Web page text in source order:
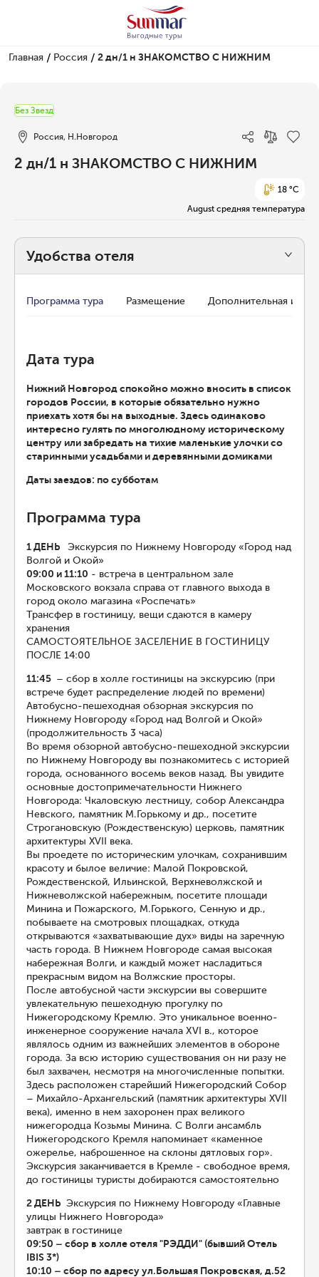
Главная / Россия / 2 дн/1 н ЗНАКОМСТВО С НИЖНИМ
Без Звезд
Россия, Н.Новгород
2 дн/1 н ЗНАКОМСТВО С НИЖНИМ
18 °C
August средняя температура
Удобства отеля
Программа тура Размещение Дополнительная
Дата тура
Нижний Новгород спокойно можно вносить в список
городов России, в которые обязательно нужно
приехать хотя бы на выходные. Здесь одинаково
интересно гулять по многолюдному историческому
центру или забредать на тихие маленькие улочки со
старинными усадьбами и деревянными домиками
Даты заездов: по субботам
Программа тура
1 ДЕНЬ
Экскурсия по Нижнему Новгороду «Город над
Волгой и Окой»
09:00 и 11:10 - встреча в центральном зале
Московского вокзала справа от главного выхода в
город около магазина «Роспечать»
Трансфер в гостиницу, вещи сдаются в камеру
хранения
САМОСТОЯТЕЛЬНОЕ ЗАСЕЛЕНИЕ В ГОСТИНИЦУ
ПОСЛЕ 14:00
11:45 – сбор в холле гостиницы на экскурсию (при
встрече будет распределение людей по времени)
Автобусно-пешеходная обзорная экскурсия по
Нижнему Новгороду «Город над Волгой и Окой»
(продолжительность 3 часа)
Во время обзорной автобусно-пешеходной экскурсии
по Нижнему Новгороду вы познакомитесь с историей
города, основанного восемь веков назад. Вы увидите
основные достопримечательности Нижнего
Новгорода: Чкаловскую лестницу, собор Александра
Невского, памятник М.Горькому и др., посетите
Строгановскую (Рождественскую) церковь, памятник
архитектуры ХVII века.
Вы проедете по историческим улочкам, сохранившим
красоту и былое величие: Малой Покровской,
Рождественской, Ильинской, Верхневолжской и
Нижневолжской набережным, посетите площади
Минина и Пожарского, М.Горького, Сенную и др.,
побываете на смотровых площадках, откуда
открываются «захватывающие дух» виды на заречную
часть города. В Нижнем Новгороде самая высокая
набережная Волги, и каждый может насладиться
прекрасным видом на Волжские просторы.
После автобусной части экскурсии вы совершите
увлекательную пешеходную прогулку по
Нижегородскому Кремлю. Это уникальное военно-
инженерное сооружение начала XVI в., которое
являлось одним из важнейших элементов в обороне
города. За всю историю существования он ни разу не
был захвачен, несмотря на многочисленные попытки.
Здесь расположен старейший Нижегородский Собор
– Михайло-Архангельский (памятник архитектуры ХVII
века), именно в нем захоронен прах великого
нижегородца Козьмы Минина. С Волги ансамбль
Нижегородского Кремля напоминает «каменное
ожерелье, наброшенное на склоны дятловых гор».
Экскурсия заканчивается в Кремле - свободное время,
до гостиницы туристы добираются самостоятельно
2 ДЕНЬ Экскурсия по Нижнему Новгороду «Главные
улицы Нижнего Новгорода»
завтрак в гостинице
09:50 – сбор в холле отеля "РЭДДИ" (бывший Отель
IBIS 3*)
10:10 – сбор по адресу ул.Большая Покровская, д.52